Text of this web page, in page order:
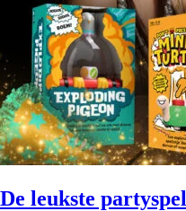
De leukste